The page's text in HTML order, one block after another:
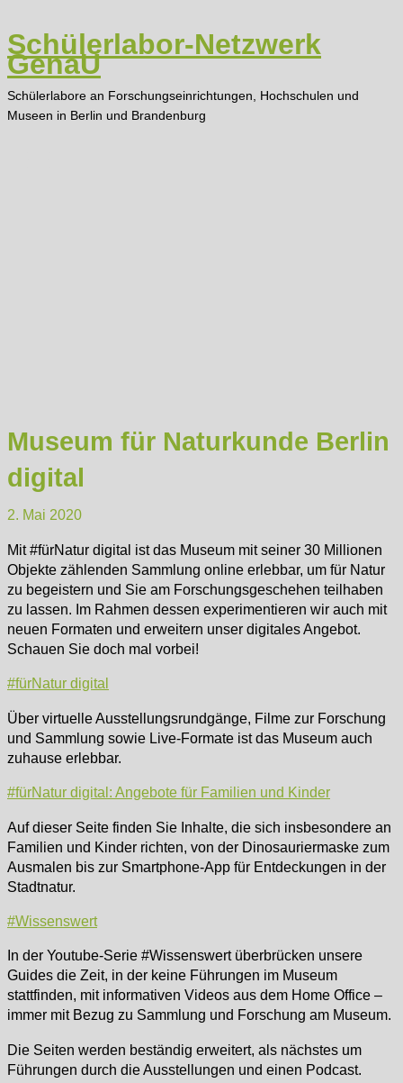
Inhalt
springen
Schülerlabor-Netzwerk
GenaU
Schülerlabore an Forschungseinrichtungen, Hochschulen und
Museen in Berlin und Brandenburg
Museum für Naturkunde Berlin
digital
2. Mai 2020
Mit #fürNatur digital ist das Museum mit seiner 30 Millionen
Objekte zählenden Sammlung online erlebbar, um für Natur
zu begeistern und Sie am Forschungsgeschehen teilhaben
zu lassen. Im Rahmen dessen experimentieren wir auch mit
neuen Formaten und erweitern unser digitales Angebot.
Schauen Sie doch mal vorbei!
#fürNatur digital
Über virtuelle Ausstellungsrundgänge, Filme zur Forschung
und Sammlung sowie Live-Formate ist das Museum auch
zuhause erlebbar.
#fürNatur digital: Angebote für Familien und Kinder
Auf dieser Seite finden Sie Inhalte, die sich insbesondere an
Familien und Kinder richten, von der Dinosauriermaske zum
Ausmalen bis zur Smartphone-App für Entdeckungen in der
Stadtnatur.
#Wissenswert
In der Youtube-Serie #Wissenswert überbrücken unsere
Guides die Zeit, in der keine Führungen im Museum
stattfinden, mit informativen Videos aus dem Home Office –
immer mit Bezug zu Sammlung und Forschung am Museum.
Die Seiten werden beständig erweitert, als nächstes um
Führungen durch die Ausstellungen und einen Podcast.